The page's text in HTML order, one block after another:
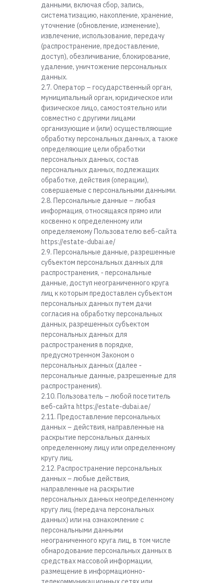
данными, включая сбор, запись,
систематизацию, накопление, хранение,
уточнение (обновление, изменение),
извлечение, использование, передачу
(распространение, предоставление,
доступ), обезличивание, блокирование,
удаление, уничтожение персональных
данных.
2.7. Оператор – государственный орган,
муниципальный орган, юридическое или
физическое лицо, самостоятельно или
совместно с другими лицами
организующие и (или) осуществляющие
обработку персональных данных, а также
определяющие цели обработки
персональных данных, состав
персональных данных, подлежащих
обработке, действия (операции),
совершаемые с персональными данными.
2.8. Персональные данные – любая
информация, относящаяся прямо или
косвенно к определенному или
определяемому Пользователю веб-сайта
https://estate-dubai.ae/
2.9. Персональные данные, разрешенные
субъектом персональных данных для
распространения, - персональные
данные, доступ неограниченного круга
лиц к которым предоставлен субъектом
персональных данных путем дачи
согласия на обработку персональных
данных, разрешенных субъектом
персональных данных для
распространения в порядке,
предусмотренном Законом о
персональных данных (далее -
персональные данные, разрешенные для
распространения).
2.10. Пользователь – любой посетитель
веб-сайта https://estate-dubai.ae/
2.11. Предоставление персональных
данных – действия, направленные на
раскрытие персональных данных
определенному лицу или определенному
кругу лиц.
2.12. Распространение персональных
данных – любые действия,
направленные на раскрытие
персональных данных неопределенному
кругу лиц (передача персональных
данных) или на ознакомление с
персональными данными
неограниченного круга лиц, в том числе
обнародование персональных данных в
средствах массовой информации,
размещение в информационно-